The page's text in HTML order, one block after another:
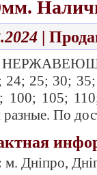
|
24; 25; 30;
100; 105;
По
м. Дніпро,